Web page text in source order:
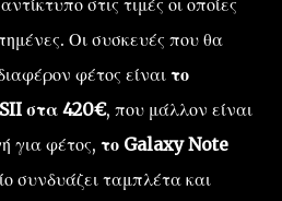
Οι συσκευές που θα
φέτος είναι το
στα 420€, που μάλλον είναι
για φέτος, το Galaxy Note
συνδυάζει ταμπλέτα και